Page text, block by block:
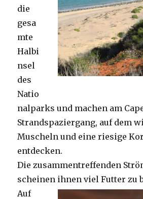
die
gesa
mte
Halbi
nsel
des
Natio
nalparks und machen am
Strandspaziergang, auf dem
Muscheln und eine riesige
entdecken.
Die zusammentreffenden
scheinen ihnen viel Futter zu
Auf